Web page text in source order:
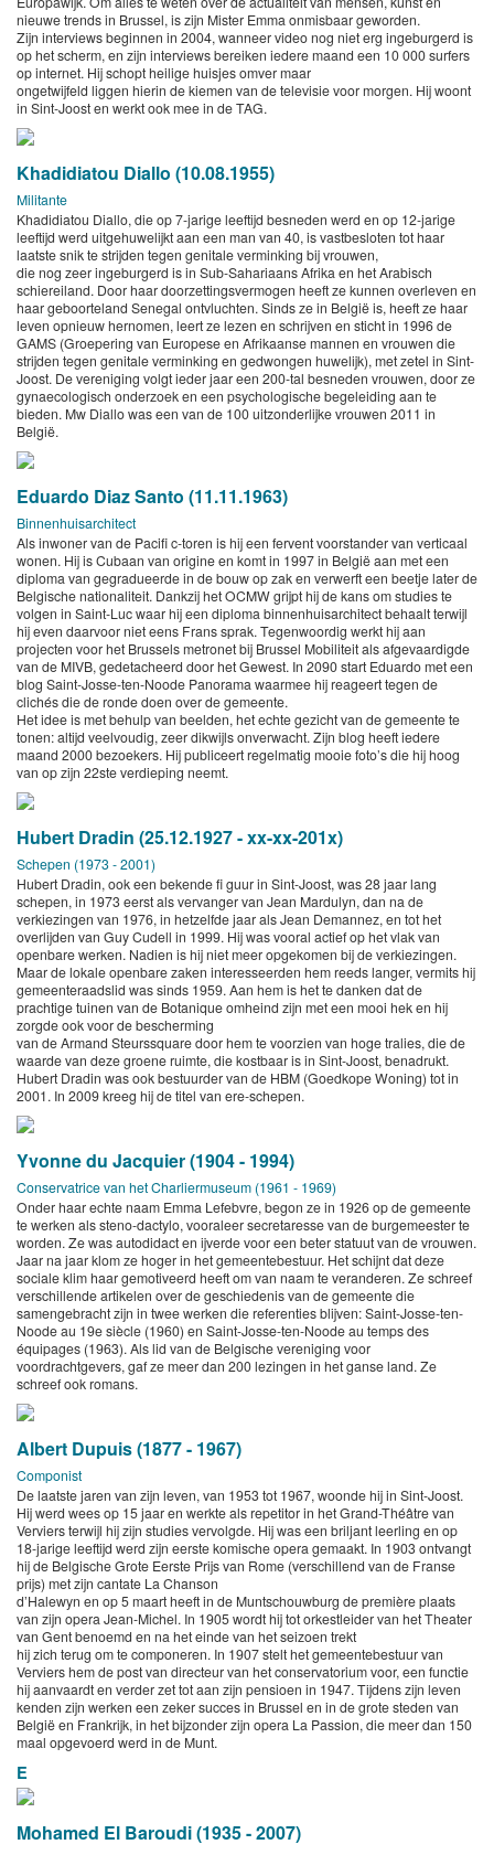
nieuwe trends in Brussel, is zijn Mister Emma onmisbaar geworden.
Zijn interviews beginnen in 2004, wanneer video nog niet erg ingeburgerd is
op het scherm, en zijn interviews bereiken iedere maand een 10 000 surfers
op internet. Hij schopt heilige huisjes omver maar
ongetwijfeld liggen hierin de kiemen van de televisie voor morgen. Hij woont
in Sint-Joost en werkt ook mee in de TAG.
Khadidiatou Diallo (10.08.1955)
Militante
Khadidiatou Diallo, die op 7-jarige leeftijd besneden werd en op 12-jarige
leeftijd werd uitgehuwelijkt aan een man van 40, is vastbesloten tot haar
laatste snik te strijden tegen genitale verminking bij vrouwen,
die nog zeer ingeburgerd is in Sub-Sahariaans Afrika en het Arabisch
schiereiland. Door haar doorzettingsvermogen heeft ze kunnen overleven en
haar geboorteland Senegal ontvluchten. Sinds ze in België is, heeft ze haar
leven opnieuw hernomen, leert ze lezen en schrijven en sticht in 1996 de
GAMS (Groepering van Europese en Afrikaanse mannen en vrouwen die
strijden tegen genitale verminking en gedwongen huwelijk), met zetel in Sint-
Joost. De vereniging volgt ieder jaar een 200-tal besneden vrouwen, door ze
gynaecologisch onderzoek en een psychologische begeleiding aan te
bieden. Mw Diallo was een van de 100 uitzonderlijke vrouwen 2011 in
België.
Eduardo Diaz Santo (11.11.1963)
Binnenhuisarchitect
Als inwoner van de Pacifi c-toren is hij een fervent voorstander van verticaal
wonen. Hij is Cubaan van origine en komt in 1997 in België aan met een
diploma van gegradueerde in de bouw op zak en verwerft een beetje later de
Belgische nationaliteit. Dankzij het OCMW grijpt hij de kans om studies te
volgen in Saint-Luc waar hij een diploma binnenhuisarchitect behaalt terwijl
hij even daarvoor niet eens Frans sprak. Tegenwoordig werkt hij aan
projecten voor het Brussels metronet bij Brussel Mobiliteit als afgevaardigde
van de MIVB, gedetacheerd door het Gewest. In 2090 start Eduardo met een
blog Saint-Josse-ten-Noode Panorama waarmee hij reageert tegen de
clichés die de ronde doen over de gemeente.
Het idee is met behulp van beelden, het echte gezicht van de gemeente te
tonen: altijd veelvoudig, zeer dikwijls onverwacht. Zijn blog heeft iedere
maand 2000 bezoekers. Hij publiceert regelmatig mooie foto’s die hij hoog
van op zijn 22ste verdieping neemt.
Hubert Dradin (25.12.1927 - xx-xx-201x)
Schepen (1973 - 2001)
Hubert Dradin, ook een bekende fi guur in Sint-Joost, was 28 jaar lang
schepen, in 1973 eerst als vervanger van Jean Mardulyn, dan na de
verkiezingen van 1976, in hetzelfde jaar als Jean Demannez, en tot het
overlijden van Guy Cudell in 1999. Hij was vooral actief op het vlak van
openbare werken. Nadien is hij niet meer opgekomen bij de verkiezingen.
Maar de lokale openbare zaken interesseerden hem reeds langer, vermits hij
gemeenteraadslid was sinds 1959. Aan hem is het te danken dat de
prachtige tuinen van de Botanique omheind zijn met een mooi hek en hij
zorgde ook voor de bescherming
van de Armand Steurssquare door hem te voorzien van hoge tralies, die de
waarde van deze groene ruimte, die kostbaar is in Sint-Joost, benadrukt.
Hubert Dradin was ook bestuurder van de HBM (Goedkope Woning) tot in
2001. In 2009 kreeg hij de titel van ere-schepen.
Yvonne du Jacquier (1904 - 1994)
Conservatrice van het Charliermuseum (1961 - 1969)
Onder haar echte naam Emma Lefebvre, begon ze in 1926 op de gemeente
te werken als steno-dactylo, vooraleer secretaresse van de burgemeester te
worden. Ze was autodidact en ijverde voor een beter statuut van de vrouwen.
Jaar na jaar klom ze hoger in het gemeentebestuur. Het schijnt dat deze
sociale klim haar gemotiveerd heeft om van naam te veranderen. Ze schreef
verschillende artikelen over de geschiedenis van de gemeente die
samengebracht zijn in twee werken die referenties blijven: Saint-Josse-ten-
Noode au 19e siècle (1960) en Saint-Josse-ten-Noode au temps des
équipages (1963). Als lid van de Belgische vereniging voor
voordrachtgevers, gaf ze meer dan 200 lezingen in het ganse land. Ze
schreef ook romans.
Albert Dupuis (1877 - 1967)
Componist
De laatste jaren van zijn leven, van 1953 tot 1967, woonde hij in Sint-Joost.
Hij werd wees op 15 jaar en werkte als repetitor in het Grand-Théâtre van
Verviers terwijl hij zijn studies vervolgde. Hij was een briljant leerling en op
18-jarige leeftijd werd zijn eerste komische opera gemaakt. In 1903 ontvangt
hij de Belgische Grote Eerste Prijs van Rome (verschillend van de Franse
prijs) met zijn cantate La Chanson
d’Halewyn en op 5 maart heeft in de Muntschouwburg de première plaats
van zijn opera Jean-Michel. In 1905 wordt hij tot orkestleider van het Theater
van Gent benoemd en na het einde van het seizoen trekt
hij zich terug om te componeren. In 1907 stelt het gemeentebestuur van
Verviers hem de post van directeur van het conservatorium voor, een functie
hij aanvaardt en verder zet tot aan zijn pensioen in 1947. Tijdens zijn leven
kenden zijn werken een zeker succes in Brussel en in de grote steden van
België en Frankrijk, in het bijzonder zijn opera La Passion, die meer dan 150
maal opgevoerd werd in de Munt.
E
Mohamed El Baroudi (1935 - 2007)